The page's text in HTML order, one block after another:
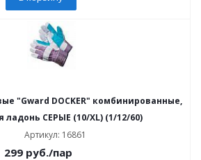
"Gward DOCKER" комбинированные,
ладонь СЕРЫЕ (10/XL) (1/12/60)
Артикул: 16861
299 руб./пар